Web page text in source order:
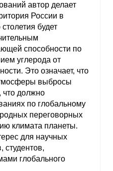
автор делает
России в
будет
способности по
углерода от
Это означает, что
выбросы
что должно
по глобальному
переговорных
климата планеты.
для научных
студентов,
глобального